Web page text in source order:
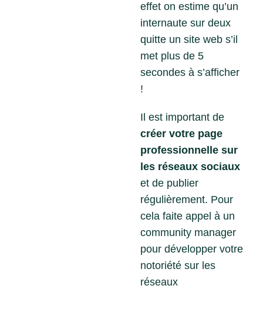
effet on estime qu’un
internaute sur deux
quitte un site web s’il
met plus de 5
secondes à s’afficher
!
Il est important de
créer votre page
professionnelle sur
les réseaux sociaux
et de publier
régulièrement. Pour
cela faite appel à un
community manager
pour développer votre
notoriété sur les
réseaux